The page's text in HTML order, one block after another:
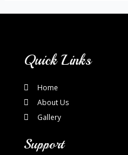
Quick Links
Home
About Us
Gallery
Support